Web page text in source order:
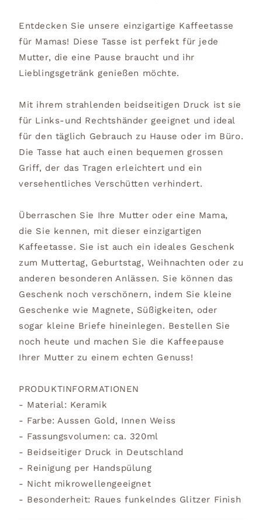
Entdecken Sie unsere einzigartige Kaffeetasse
für Mamas! Diese Tasse ist perfekt für jede
Mutter, die eine Pause braucht und ihr
Lieblingsgetränk genießen möchte.
Mit ihrem strahlenden beidseitigen Druck ist sie
für Links-und Rechtshänder geeignet und ideal
für den täglich Gebrauch zu Hause oder im Büro.
Die Tasse hat auch einen bequemen grossen
Griff, der das Tragen erleichtert und ein
versehentliches Verschütten verhindert.
Überraschen Sie Ihre Mutter oder eine Mama,
die Sie kennen, mit dieser einzigartigen
Kaffeetasse. Sie ist auch ein ideales Geschenk
zum Muttertag, Geburtstag, Weihnachten oder zu
anderen besonderen Anlässen. Sie können das
Geschenk noch verschönern, indem Sie kleine
Geschenke wie Magnete, Süßigkeiten, oder
sogar kleine Briefe hineinlegen. Bestellen Sie
noch heute und machen Sie die Kaffeepause
Ihrer Mutter zu einem echten Genuss!
PRODUKTINFORMATIONEN
- Material: Keramik
- Farbe: Aussen Gold, Innen Weiss
- Fassungsvolumen: ca. 320ml
- Beidseitiger Druck in Deutschland
- Reinigung per Handspülung
- Nicht mikrowellengeeignet
- Besonderheit: Raues funkelndes Glitzer Finish